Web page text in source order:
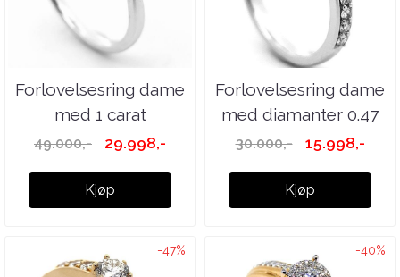
Forlovelsesring dame
med 1 carat
diamanter tw.si
49.000,- 29.998,-
Kjøp
Forlovelsesring dame
med diamanter 0.47
carat GIA
30.000,- 15.998,-
Kjøp
-47% -40%